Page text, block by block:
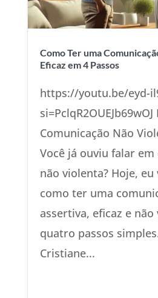
Como Ter uma
Eficaz em 4 Passos
https://youtu.be/eyd-
Comunicação Não
Você já ouviu falar
não violenta? Hoje,
como ter uma
assertiva, eficaz e
quatro passos
Cristiane...